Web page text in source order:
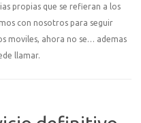
propias que se refieran a los
con nosotros para seguir
moviles, ahora no se… ademas
llamar.